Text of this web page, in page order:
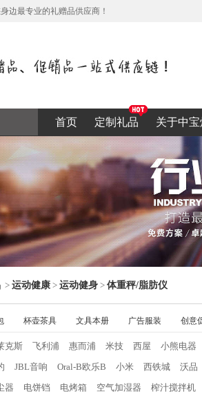
边最专业的礼赠品供应商！
首页 定制礼品 关于中宝
> 运动健康 > 运动健身 > 体重秤/脂肪仪
杯壶茶具 文具本册 广告服装 创意
克斯 飞利浦 惠而浦 米技 西屋
小熊电器
JBL音响 Oral-B欧乐B 小米 西铁城
沃品
器 电饼铛 电烤箱 空气加湿器
榨汁搅拌机